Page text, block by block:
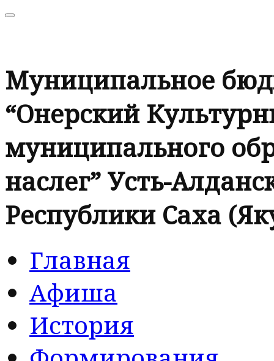
Муниципальное
“Онерский
муниципального
наслег” Усть-
Республики Саха
Главная
Афиша
История